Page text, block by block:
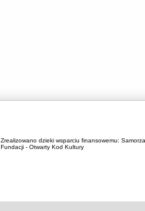
Zrealizowano dzieki wsparciu finansowemu:
Fundacji - Otwarty Kod Kultury